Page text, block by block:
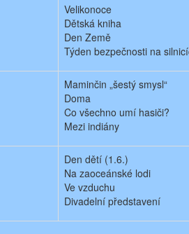
Velikonoce
Dětská kniha
Den Země
Týden bezpečnosti na
Maminčin „šestý smysl“
Doma
Co všechno umí hasiči?
Mezi indiány
Den dětí (1.6.)
Na zaoceánské lodi
Ve vzduchu
Divadelní představení